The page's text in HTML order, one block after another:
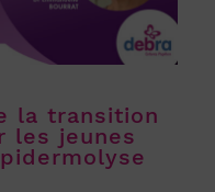
la transition
les jeunes